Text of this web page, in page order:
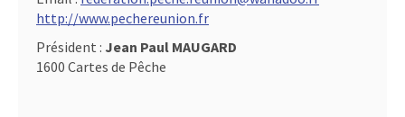
http://www.pechereunion.fr
Président : Jean Paul MAUGARD
1600 Cartes de Pêche